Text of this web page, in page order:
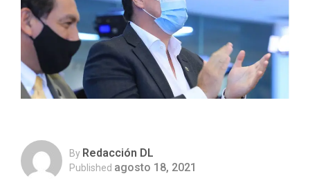
By Redacción DL
Published agosto 18, 2021